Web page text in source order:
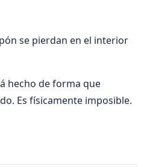
se pierdan en el interior
hecho de forma que
Es físicamente imposible.